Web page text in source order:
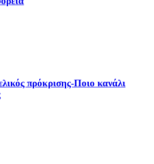
πρόκρισης-Ποιο κανάλι